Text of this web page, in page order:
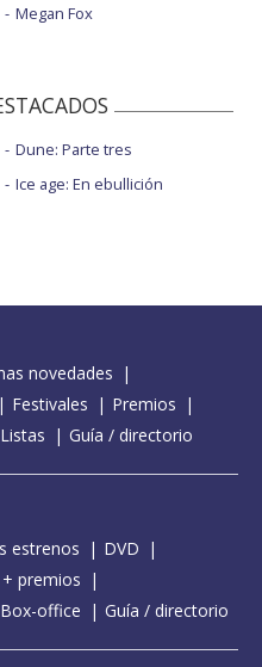
Megan Fox
Dune: Parte tres
Ice age: En ebullición
novedades
Festivales
Premios
Listas Guía / directorio
estrenos
DVD
premios
Box-office Guía / directorio